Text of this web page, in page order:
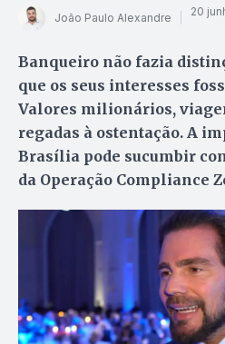
João Paulo Alexandre 20
Banqueiro não fazia
que os seus interesses
Valores milionários,
regadas à ostentação. A
Brasília pode sucumbir
da Operação Compliance